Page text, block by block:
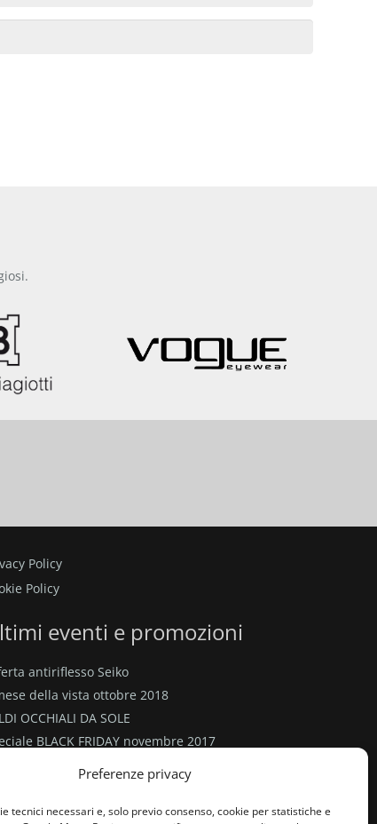
Preferenze privacy
tecnici necessari e, solo previo consenso, cookie per statistiche e
Policy
Policy
eventi e promozioni
antiriflesso Seiko
della vista ottobre 2018
OCCHIALI DA SOLE
BLACK FRIDAY novembre 2017
valida fino al 30 novembre 2017